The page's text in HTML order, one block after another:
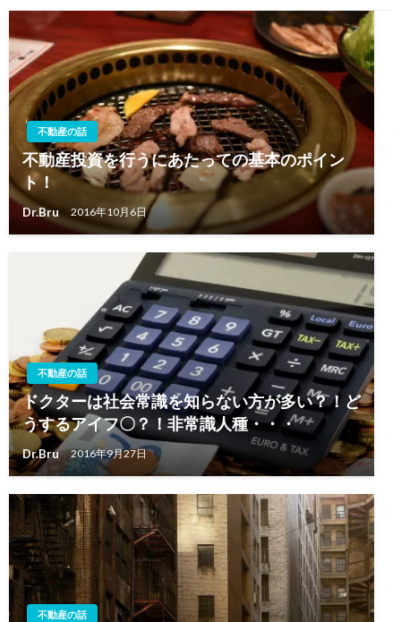
ョ
ン
不動産の話
不動産投資を行うにあたっての基本のポイン
ト！
Dr.Bru 2016年10月6日
不動産の話
ドクターは社会常識を知らない方が多い？！ど
うするアイフ〇？！非常識人種・・・
Dr.Bru 2016年9月27日
不動産の話